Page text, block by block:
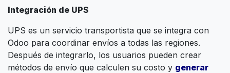
Integración de UPS
UPS es un servicio transportista que se integra con
Odoo para coordinar envíos a todas las regiones.
Después de integrarlo, los usuarios pueden crear
métodos de envío que calculen su costo y generar